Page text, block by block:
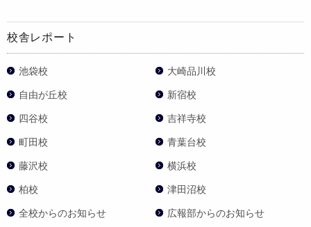
校舎レポート
池袋校 大崎品川校
自由が丘校 新宿校
四谷校 吉祥寺校
町田校 青葉台校
藤沢校 横浜校
柏校 津田沼校
全校からのお知らせ 広報部からのお知らせ